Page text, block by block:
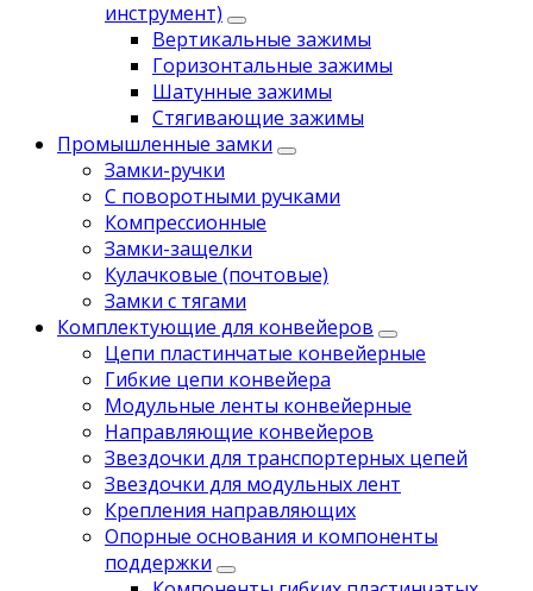
инструмент)
Вертикальные зажимы
Горизонтальные зажимы
Шатунные зажимы
Стягивающие зажимы
Промышленные замки
Замки-ручки
С поворотными ручками
Компрессионные
Замки-защелки
Кулачковые (почтовые)
Замки с тягами
Комплектующие для конвейеров
Цепи пластинчатые конвейерные
Гибкие цепи конвейера
Модульные ленты конвейерные
Направляющие конвейеров
Звездочки для транспортерных цепей
Звездочки для модульных лент
Крепления направляющих
Опорные основания и компоненты
поддержки